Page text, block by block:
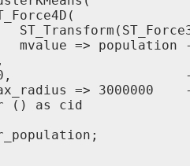
mvalue => population
=> 3000000
() as cid